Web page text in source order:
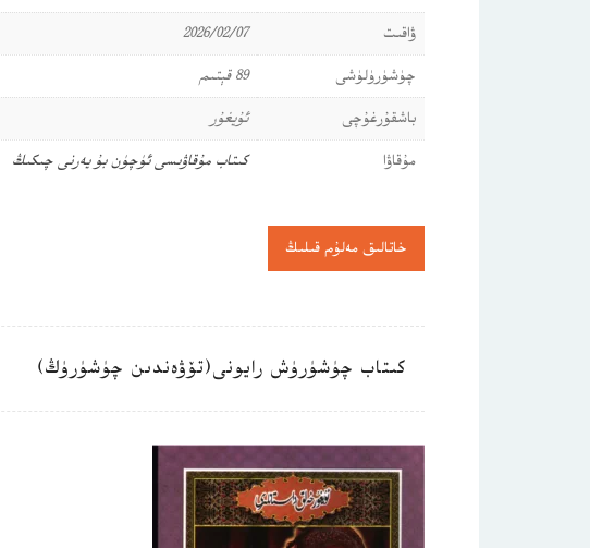
ۋاقىت
2026/02/07
چۈشۈرۈلۈشى
89 قېتىم
باشقۇرغۇچى
ئۇيغۇر
مۇقاۋا
كىتاب مۇقاۋىسى ئۈچۈن بۇ يەرنى چىكىڭ
خاتالىق مەلۇم قىلىڭ
كىتاب چۈشۈرۈش رايونى(تۆۋەندىن چۈشۈرۈڭ)